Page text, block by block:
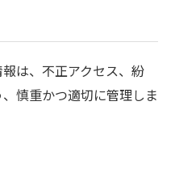
は、不正アクセス、紛
慎重かつ適切に管理しま